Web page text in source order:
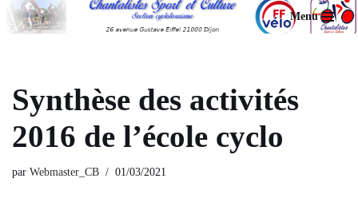
Menu
Synthèse des activités
2016 de l’école cyclo
par Webmaster_CB 01/03/2021